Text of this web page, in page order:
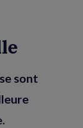
sont